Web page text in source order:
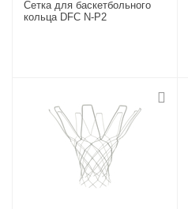
Сетка для баскетбольного
кольца DFC N-P2